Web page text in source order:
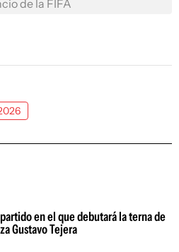
de la FIFA
en el que debutará la terna de
Gustavo Tejera